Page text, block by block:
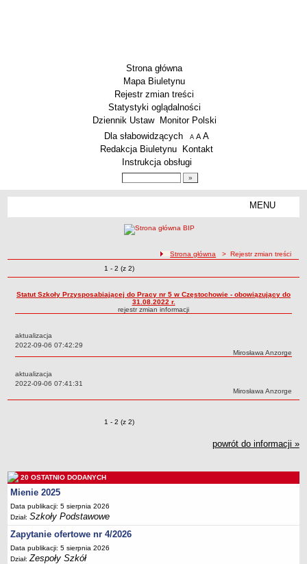
Strona główna
Mapa Biuletynu
Rejestr zmian treści
Statystyki oglądalności
Dziennik Ustaw
Monitor Polski
Menu dodatkowe
Dla słabowidzących A pomniejsz czcionkę
A standardowy rozmiar czcionki
A
Redakcja Biuletynu
Kontakt
Instrukcja obsługi
MENU
Techniczne Zakłady Naukowe
ARCHIWUM SZKÓŁ I PLACÓWEK
Przekształcone szkoły i placówki
Wielofunkcyjna Placówka
SPECJALNE OŚRODKI SZKOLNO-WYCHOWAWCZE
Specjalny Ośrodek nr 1
Statut
Majątek
Godziny dyżurów
Ogłoszenie
Zarządzenia
ścieżka nawigacji
Strona główna > Rejestr zmian treści
Zmiany o pozycjach
1 - 2 (z 2)
Statut Szkoły Przysposabiającej do Pracy nr 5 w Częstochowie - obowiązujący do
31.08.2022 r.
rejestr zmian informacji
aktualizacja
Data:
2022-09-06 07:42:29
Autor:
Mirosława Anzorge
aktualizacja
Data:
2022-09-06 07:41:31
Autor:
Mirosława Anzorge
Zmiany o pozycjach
1 - 2 (z 2)
powrót do informacji »
20 OSTATNIO DODANYCH
Mienie 2025
Data publikacji: 5 sierpnia 2026
Dział:Szkoły Podstawowe
Zapytanie ofertowe nr 4/2026
Data publikacji: 5 sierpnia 2026
Dział:Zespoły Szkół